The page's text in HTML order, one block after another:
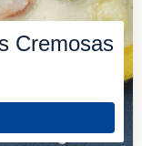
Cremosas